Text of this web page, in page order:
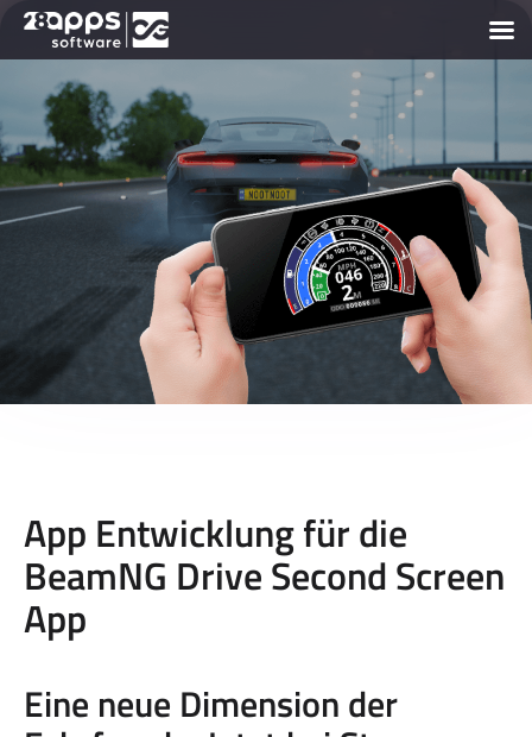
App Entwicklung für die
BeamNG Drive Second Screen
App
Eine neue Dimension der